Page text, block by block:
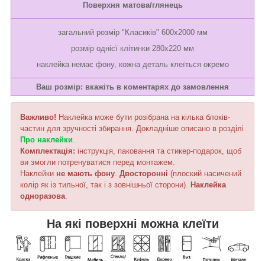
Поверхня матова/глянець
загальний розмір "Класиків" 600х2000 мм
розмір однієї клітинки 280х220 мм
наклейка немає фону, кожна деталь клеїться окремо
Ваш розмір: вкажіть в коментарях до замовлення
Важливо! Наклейка може бути розібрана на кілька блоків-
частин для зручності збирання. Докладніше описано в розділі
Про наклейки.
Комплектація: інструкція, паковання та стикер-подарок, щоб
ви змогли потренуватися перед монтажем.
Наклейки не мають фону. Двосторонні (плоский насичений
колір як із тильної, так і з зовнішньої сторони). Наклейка
одноразова.
На які поверхні можна клеїти